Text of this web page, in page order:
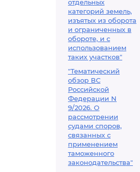
отдельных
категорий земель,
изъятых из оборота
и ограниченных в
обороте, и с
использованием
таких участков"
"Тематический
обзор ВС
Российской
Федерации N
9/2026. О
рассмотрении
судами споров,
связанных с
применением
таможенного
законодательства"